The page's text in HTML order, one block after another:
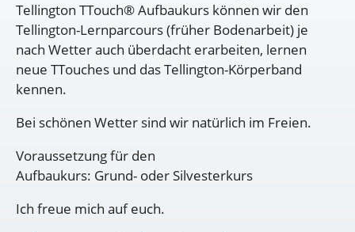
Tellington TTouch® Aufbaukurs können wir den
Tellington-Lernparcours (früher Bodenarbeit) je
nach Wetter auch überdacht erarbeiten, lernen
neue TTouches und das Tellington-Körperband
kennen.
Bei schönen Wetter sind wir natürlich im Freien.
Voraussetzung für den
Aufbaukurs: Grund- oder Silvesterkurs
Ich freue mich auf euch.